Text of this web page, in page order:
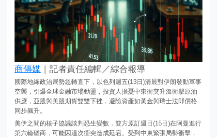
商傳媒 ｜記者責任編輯／綜合報導
國際地緣政治局勢急轉直下，以色列週五(13日)清晨對伊朗發動軍事
空襲，引爆全球金融市場動盪，投資人擔憂中東衝突升溫衝擊原油
供應，亞股與美股期貨雙雙下挫，避險資產如黃金與瑞士法郎價格
同步飆升。
美伊之間的核子協議談判恐生變數，雙方原訂週日(15日)在阿曼進行
第六輪磋商，可能因這次衝突造成延宕。受到中東緊張局勢衝擊，